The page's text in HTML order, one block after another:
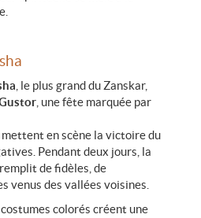
, le plus grand du Zanskar,
, une fête marquée par
mettent en scène la victoire du
Pendant deux jours, la
de fidèles, de
venus des vallées voisines.
colorés créent une